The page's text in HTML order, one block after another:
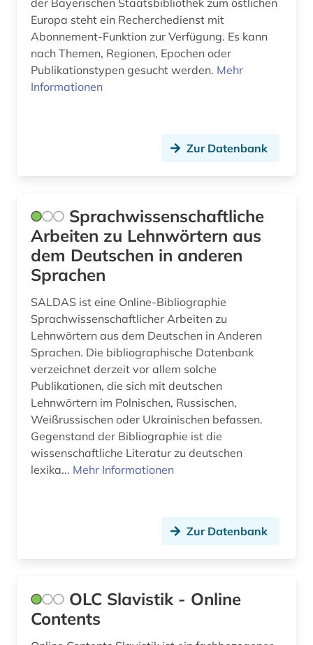
partei (1)
politik (3)
polnisch (1)
portal (1)
religion (1)
russland (3)
schtetl (1)
slawistik (2)
sowjetunion (4)
sprache (2)
sprachwissenschaft (1)
südosteuropa (5)
udssr (1)
verfassunggebende versammlung (2)
Tschechische Republik (14)
USA (1)
Ukraine (19)
der Bayerischen Staatsbibliothek zum östlichen
Europa steht ein Recherchedienst mit
Abonnement-Funktion zur Verfügung. Es kann
nach Themen, Regionen, Epochen oder
Publikationstypen gesucht werden. Mehr
Informationen
Zur Datenbank
Sprachwissenschaftliche
Arbeiten zu Lehnwörtern aus
dem Deutschen in anderen
Sprachen
SALDAS ist eine Online-Bibliographie
Sprachwissenschaftlicher Arbeiten zu
Lehnwörtern aus dem Deutschen in Anderen
Sprachen. Die bibliographische Datenbank
verzeichnet derzeit vor allem solche
Publikationen, die sich mit deutschen
Lehnwörtern im Polnischen, Russischen,
Weißrussischen oder Ukrainischen befassen.
Gegenstand der Bibliographie ist die
wissenschaftliche Literatur zu deutschen
lexika... Mehr Informationen
Zur Datenbank
OLC Slavistik - Online
Contents